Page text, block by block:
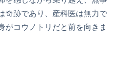
奇跡であり、産科医は無力で
がコウノトリだと前を向きま